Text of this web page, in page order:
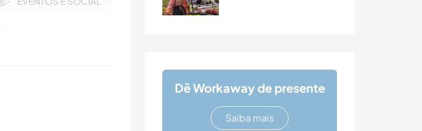
Dê Workaway de presente
Saiba mais